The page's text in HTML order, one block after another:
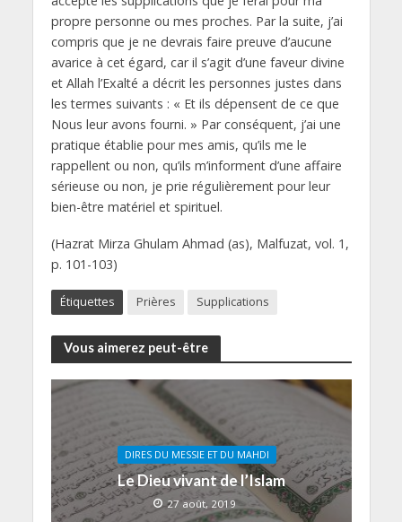
propre personne ou mes proches. Par la suite, j’ai
compris que je ne devrais faire preuve d’aucune
avarice à cet égard, car il s’agit d’une faveur divine
et Allah l’Exalté a décrit les personnes justes dans
les termes suivants : « Et ils dépensent de ce que
Nous leur avons fourni. » Par conséquent, j’ai une
pratique établie pour mes amis, qu’ils me le
rappellent ou non, qu’ils m’informent d’une affaire
sérieuse ou non, je prie régulièrement pour leur
bien-être matériel et spirituel.
(Hazrat Mirza Ghulam Ahmad (as), Malfuzat, vol. 1,
p. 101-103)
Étiquettes Prières Supplications
Vous aimerez peut-être
DIRES DU MESSIE ET DU MAHDI
Le Dieu vivant de l’Islam
27 août, 2019